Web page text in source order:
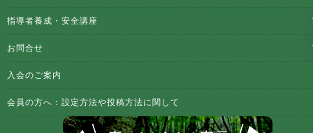
指導者養成・安全講座
お問合せ
入会のご案内
会員の方へ：設定方法や投稿方法に関して